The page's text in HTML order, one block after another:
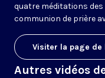
quatre méditations des
communion de prière
Visiter la page de
Autres vidéos